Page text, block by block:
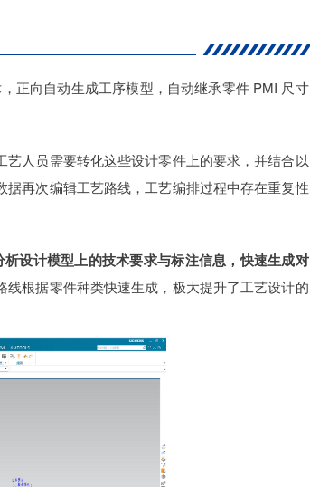
正向自动生成工序模型，自动继承零件 PMI 尺寸
人员需要转化这些设计零件上的要求，并结合以
再次编辑工艺路线，工艺编排过程中存在重复性
析设计模型上的技术要求与标注信息，快速生成对
线根据零件种类快速生成，极大提升了工艺设计的